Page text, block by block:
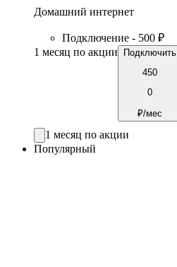
Домашний интернет
Подключение - 500 ₽
1 месяц по акции
Подключить
450
0
₽/мес
1 месяц по акции
Популярный